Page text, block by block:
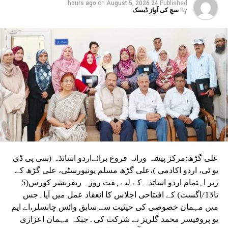
Published
24 hours ago
on August 5, 2026
By سچ کی آواز ڈیسک
علی گڑھ:مرکز پیشہ ورانہ فروغ برائےاردو اساتذہ (سی پی ڈی
یو ٹی، اردو اکادمی )،علی گڑھ مسلم یونیورسٹی، علی گڑھ کے
زیر اہتمام اردو اساتذہ کے لیےہفت روزہ ریفریشر کورس(5
تا13/اگست) کے افتتاحی اجلاس کا انعقاد عمل میں آیا۔جس
میں مہمان خصوصی کی حیثیت سے سابق وائس چانسلر،اے ایم
یو پروفیسر محمد گلریز نے شرکت کی۔جبکہ مہمان اعزازی